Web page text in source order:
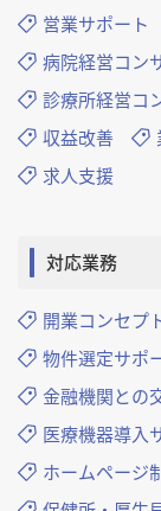
営業サポート
病院経営コン
診療所経営コ
収益改善
求人支援
対応業務
開業コンセプ
物件選定サポ
金融機関との
医療機器導入
ホームページ